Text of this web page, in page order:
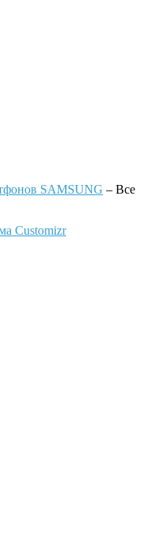
SAMSUNG – Все
Customizr